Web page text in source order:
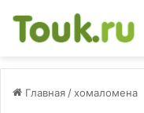
Главная / хомаломена